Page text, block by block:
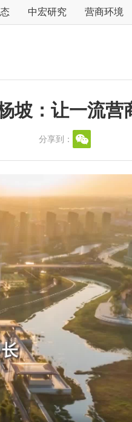
中宏研究 营商环境
坡：让一流
分享到：